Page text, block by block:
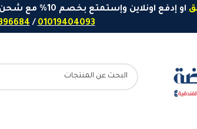
او إدفع اونلاين وإستمتع بخصم 10% مع شحن مجاني لأي طلب بـ 1000 جنيهاً او اكثر - ارقامنا للتواصل واتساب
01019404093
/